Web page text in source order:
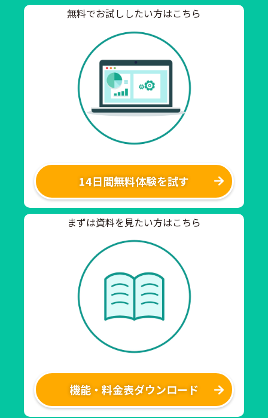
無料でお試ししたい方はこちら
14日間無料体験を試す
まずは資料を見たい方はこちら
機能・料金表ダウンロード